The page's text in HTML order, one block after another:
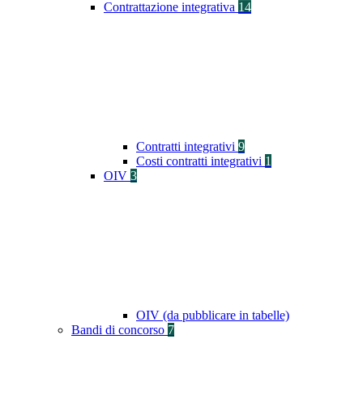
Contrattazione integrativa 14
Contratti integrativi 9
Costi contratti integrativi 1
OIV 3
OIV (da pubblicare in tabelle)
Bandi di concorso 7